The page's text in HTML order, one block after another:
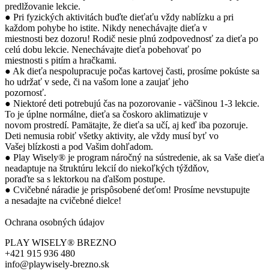
predlžovanie lekcie.
● Pri fyzických aktivitách buďte dieťaťu vždy nablízku a pri
každom pohybe ho istite. Nikdy nenechávajte dieťa v
miestnosti bez dozoru! Rodič nesie plnú zodpovednosť za dieťa po
celú dobu lekcie. Nenechávajte dieťa pobehovať po
miestnosti s pitím a hračkami.
● Ak dieťa nespolupracuje počas kartovej časti, prosíme pokúste sa
ho udržať v sede, či na vašom lone a zaujať jeho
pozornosť.
● Niektoré deti potrebujú čas na pozorovanie - väčšinou 1-3 lekcie.
To je úplne normálne, dieťa sa čoskoro aklimatizuje v
novom prostredí. Pamätajte, že dieťa sa učí, aj keď iba pozoruje.
Deti nemusia robiť všetky aktivity, ale vždy musí byť vo
Vašej blízkosti a pod Vašim dohľadom.
● Play Wisely® je program náročný na sústredenie, ak sa Vaše dieťa
neadaptuje na štruktúru lekcií do niekoľkých týždňov,
poraďte sa s lektorkou na ďalšom postupe.
● Cvičebné náradie je prispôsobené deťom! Prosíme nevstupujte
a nesadajte na cvičebné dielce!
Ochrana osobných údajov
PLAY WISELY® BREZNO
+421 915 936 480
info@playwisely-brezno.sk